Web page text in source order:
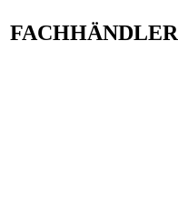
FACHHÄNDLER